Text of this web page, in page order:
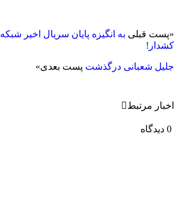
«پست قبلی به انگیزه پایان سریال اخیر
کشدار!
جلیل شعبانی درگذشت پست بعدی»
اخبار مرتبط
0 دیدگاه